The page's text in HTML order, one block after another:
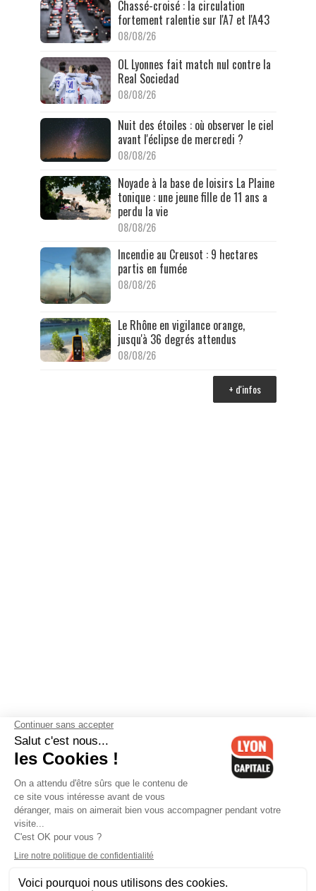
Chassé-croisé : la circulation
fortement ralentie sur l'A7 et l'A43
08/08/26
OL Lyonnes fait match nul contre la
Real Sociedad
08/08/26
Nuit des étoiles : où observer le ciel
avant l'éclipse de mercredi ?
08/08/26
Noyade à la base de loisirs La Plaine
tonique : une jeune fille de 11 ans a
perdu la vie
08/08/26
Incendie au Creusot : 9 hectares
partis en fumée
08/08/26
Le Rhône en vigilance orange,
jusqu'à 36 degrés attendus
08/08/26
+ d'infos
Contactez-nous-Mentions légales-CGV-Politique de